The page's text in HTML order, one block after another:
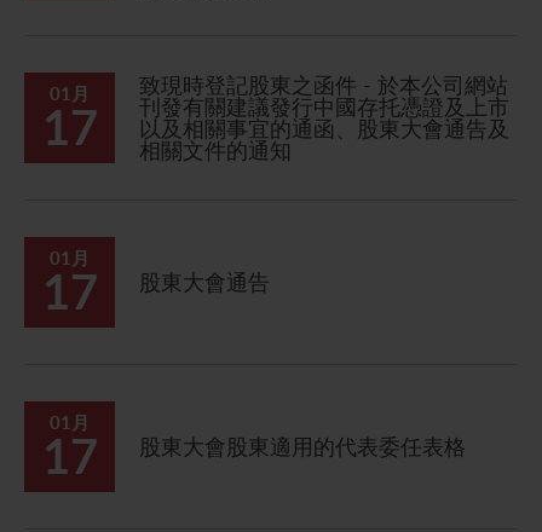
01月
17
致現時登記股東之函件 - 於本公司網站
刊發有關建議發行中國存托憑證及上市
以及相關事宜的通函、股東大會通告及
相關文件的通知
01月
17 股東大會通告
01月
17 股東大會股東適用的代表委任表格